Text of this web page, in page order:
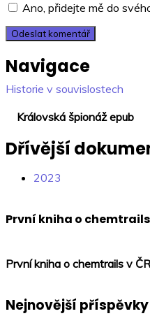
Ano, přidejte mě do
Navigace
Historie v souvislostech
Královská špionáž epub
Dřívější
2023
První kniha o chemtrails
První kniha o chemtrails v ČR
Nejnovější příspěvky